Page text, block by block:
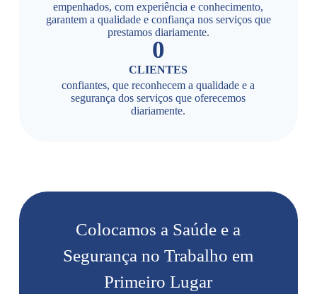
empenhados, com experiência e conhecimento,
garantem a qualidade e confiança nos serviços que
prestamos diariamente.
0
CLIENTES
confiantes, que reconhecem a qualidade e a
segurança dos serviços que oferecemos
diariamente.
Colocamos a Saúde e a
Segurança no Trabalho em
Primeiro Lugar